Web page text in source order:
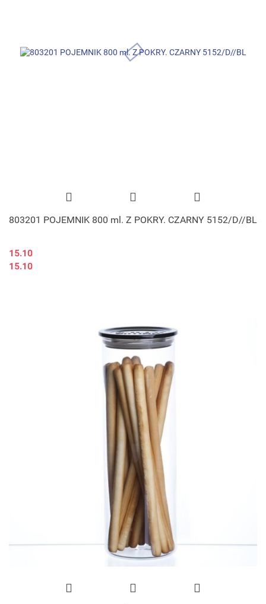
803201 POJEMNIK 800 ml. Z POKRY. CZARNY 5152/D//BL
15.10
15.10